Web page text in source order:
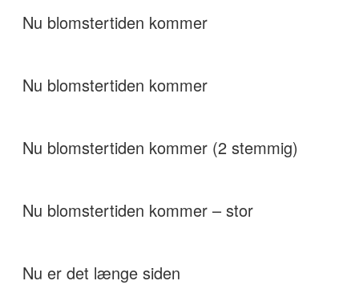
Nu blomstertiden kommer
Nu blomstertiden kommer
Nu blomstertiden kommer (2 stemmig)
Nu blomstertiden kommer – stor
Nu er det længe siden